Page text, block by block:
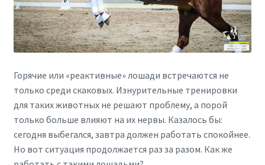
Горячие или «реактивные» лошади встречаются не
только среди скаковых. Изнурительные тренировки
для таких животных не решают проблему, а порой
только больше влияют на их нервы. Казалось бы:
сегодня выбегался, завтра должен работать спокойнее.
Но вот ситуация продолжается раз за разом. Как же